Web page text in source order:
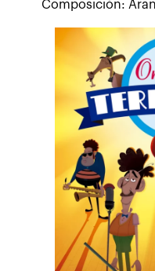
Composición: